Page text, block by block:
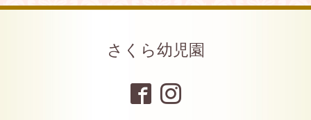
さくら幼児園